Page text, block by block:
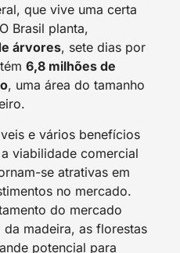
que vive uma certa
Brasil planta,
árvores, sete dias por
6,8 milhões de
, uma área do tamanho
e vários benefícios
viabilidade comercial
se atrativas em
no mercado.
do mercado
madeira, as florestas
potencial para